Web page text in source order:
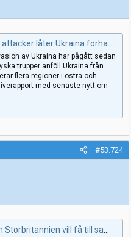
på lika villkor – Senaste nytt om kriget i Ukraina
av Ukraina har pågått sedan
trupper anföll Ukraina från
flera regioner i östra och
med senaste nytt om
#53.724
samtal med Putin – Senaste nytt om kriget i Ukraina